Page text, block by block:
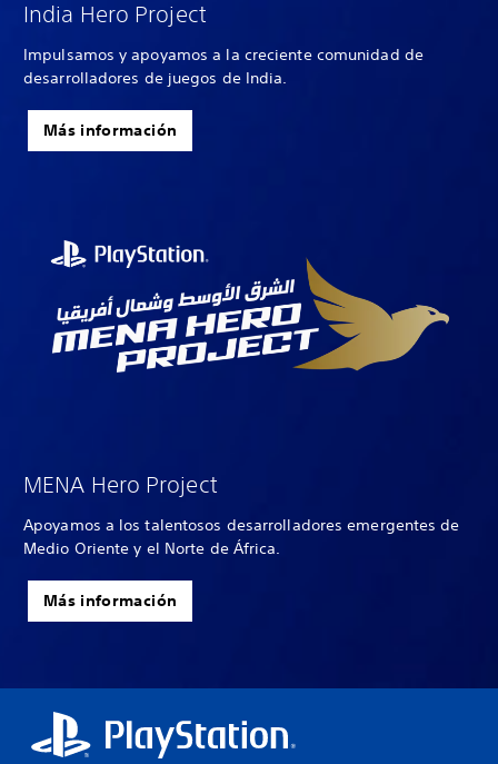
India Hero Project
Impulsamos y apoyamos a la creciente comunidad de
desarrolladores de juegos de India.
Más información
MENA Hero Project
Apoyamos a los talentosos desarrolladores emergentes de
Medio Oriente y el Norte de África.
Más información